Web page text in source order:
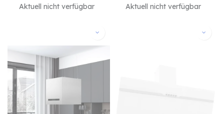
Aktuell nicht verfügbar Aktuell nicht verfügbar